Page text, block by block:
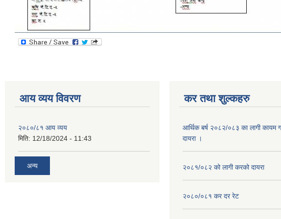
आय व्यय विवरण
२०८०/८१ आय व्यय
मिति: 12/18/2024 - 11:43
अन्य
कर तथा शुल्कहरु
आर्थिक बर्ष २०८२/०८३ का लागी कायम
दायरा ।
२०८१/०८२ को लागी करको दायरा
२०८०/०८१ कर दर रेट